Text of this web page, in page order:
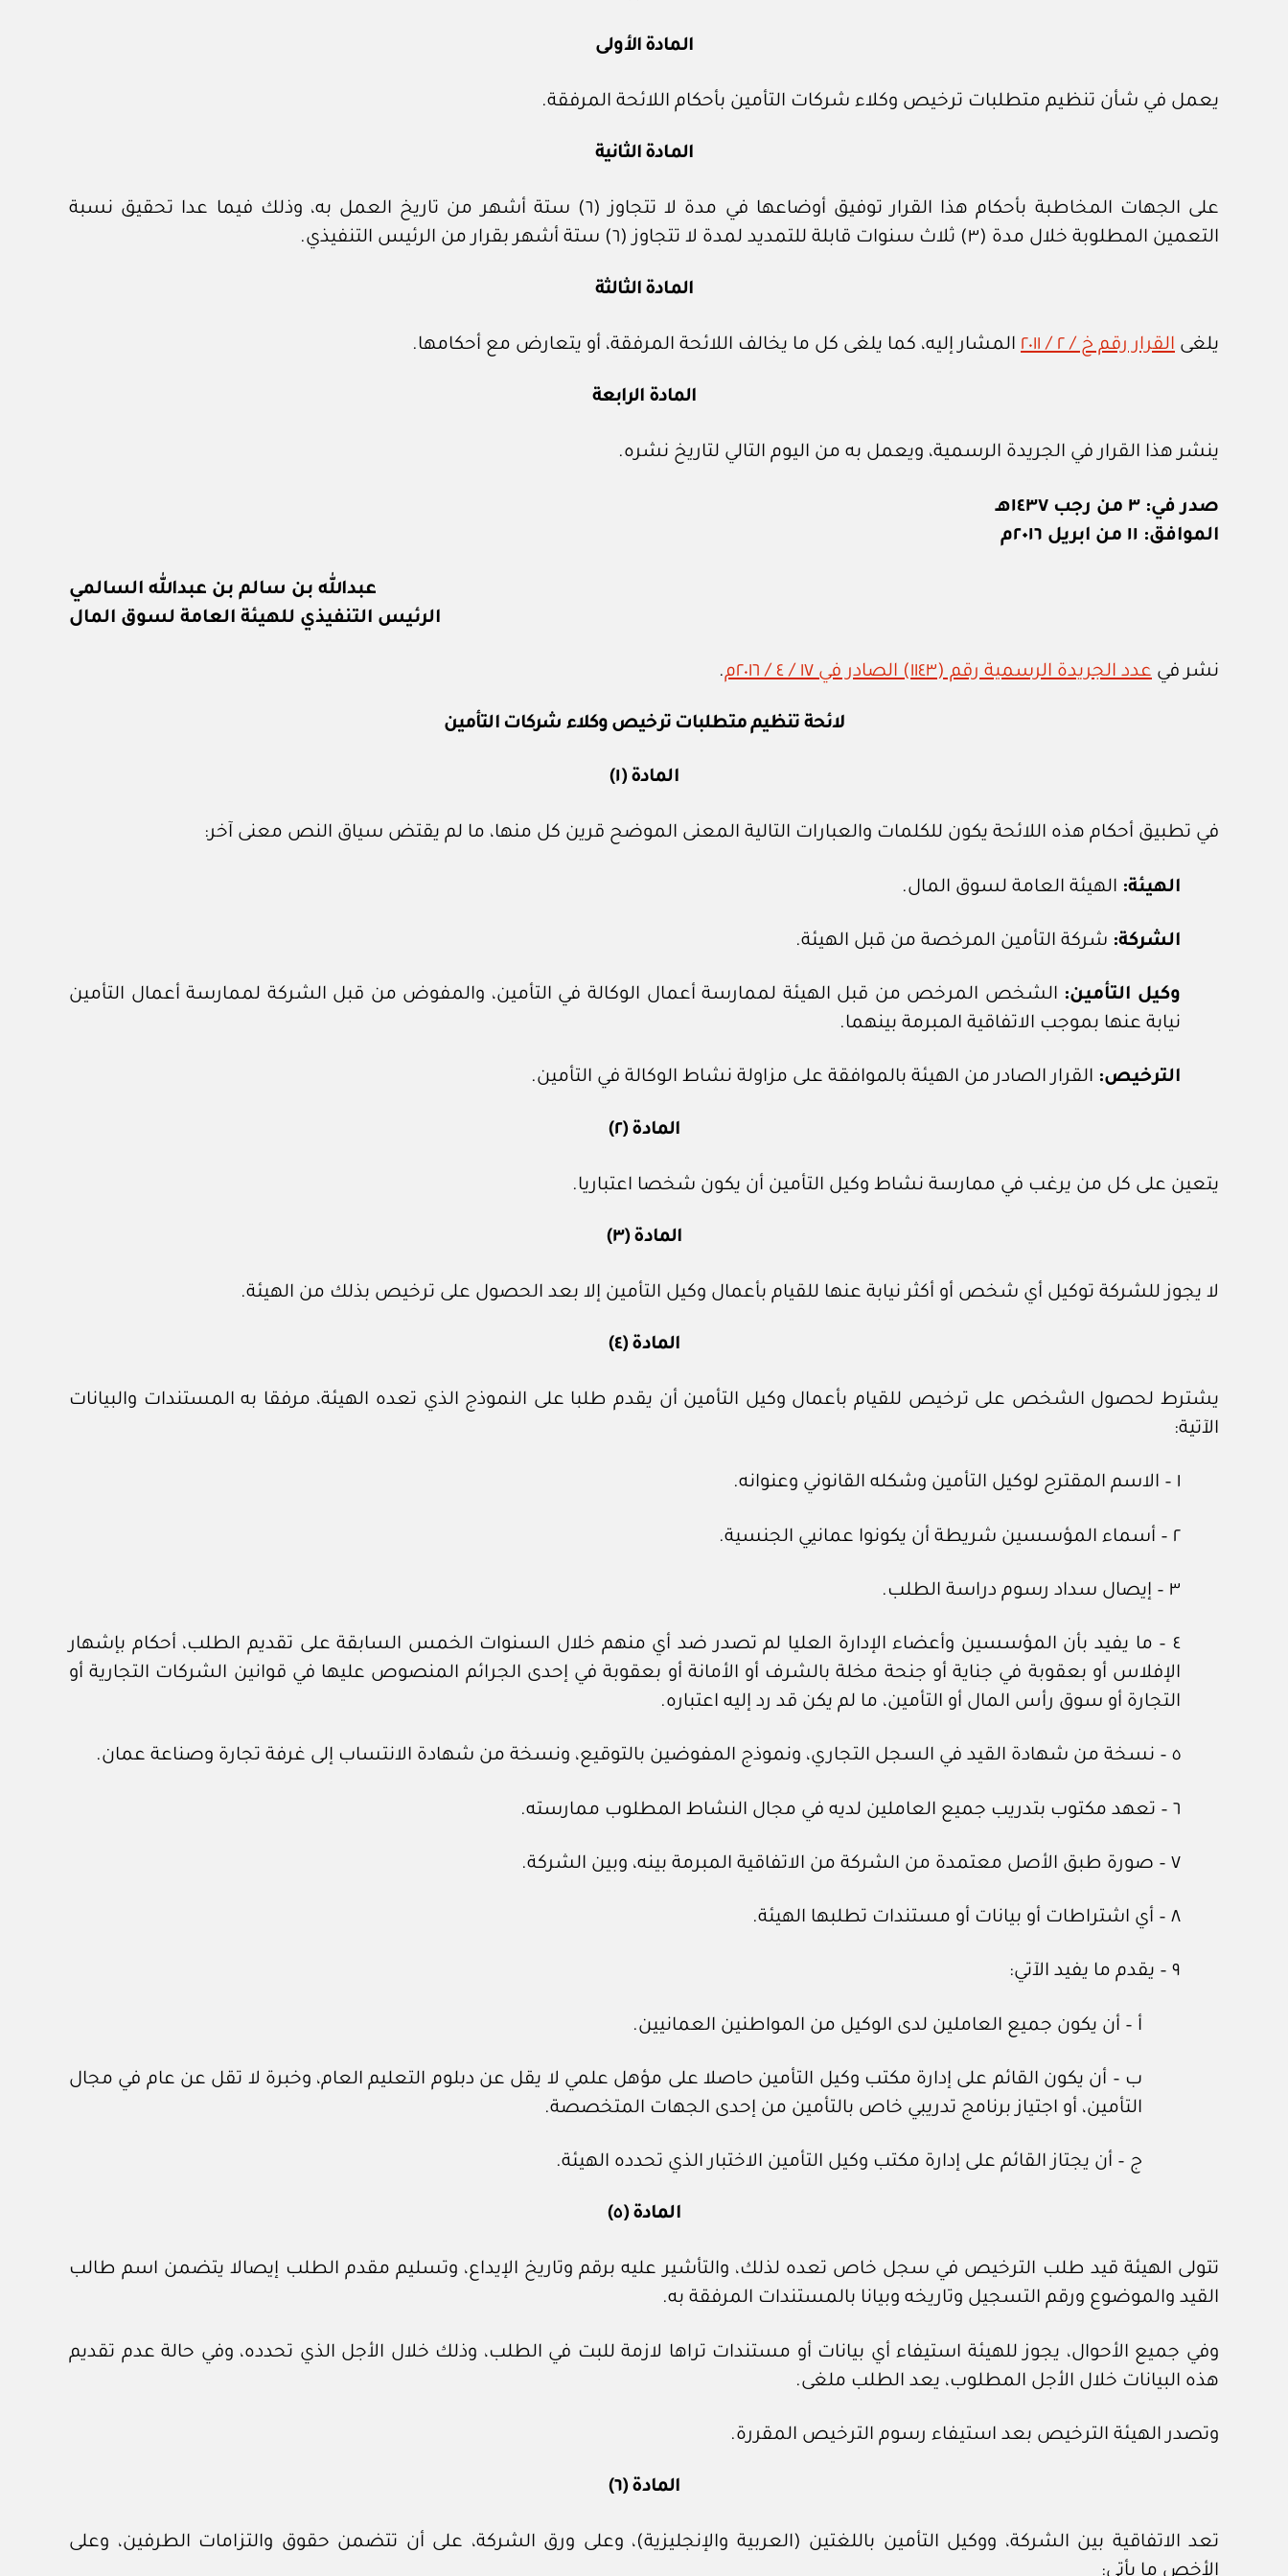
المادة الأولى
يعمل في شأن تنظيم متطلبات ترخيص وكلاء شركات التأمين بأحكام اللائحة المرفقة.
المادة الثانية
على الجهات المخاطبة بأحكام هذا القرار توفيق أوضاعها في مدة لا تتجاوز (٦) ستة أشهر من تاريخ العمل به، وذلك فيما عدا تحقيق نسبة
التعمين المطلوبة خلال مدة (٣) ثلاث سنوات قابلة للتمديد لمدة لا تتجاوز (٦) ستة أشهر بقرار من الرئيس التنفيذي.
المادة الثالثة
يلغى القرار رقم خ / ٢ / ٢٠١١ المشار إليه، كما يلغى كل ما يخالف اللائحة المرفقة، أو يتعارض مع أحكامها.
المادة الرابعة
ينشر هذا القرار في الجريدة الرسمية، ويعمل به من اليوم التالي لتاريخ نشره.
صدر في: ٣ من رجب ١٤٣٧هـ
الموافق: ١١ من ابريل ٢٠١٦م
عبدالله بن سالم بن عبدالله السالمي
الرئيس التنفيذي للهيئة العامة لسوق المال
نشر في عدد الجريدة الرسمية رقم (١١٤٣) الصادر في ١٧ / ٤ / ٢٠١٦م .
لائحة تنظيم متطلبات ترخيص وكلاء شركات التأمين
المادة (١)
في تطبيق أحكام هذه اللائحة يكون للكلمات والعبارات التالية المعنى الموضح قرين كل منها، ما لم يقتض سياق النص معنى آخر:
الهيئة: الهيئة العامة لسوق المال.
الشركة: شركة التأمين المرخصة من قبل الهيئة.
وكيل التأمين: الشخص المرخص من قبل الهيئة لممارسة أعمال الوكالة في التأمين، والمفوض من قبل الشركة لممارسة أعمال التأمين
نيابة عنها بموجب الاتفاقية المبرمة بينهما.
الترخيص: القرار الصادر من الهيئة بالموافقة على مزاولة نشاط الوكالة في التأمين.
المادة (٢)
يتعين على كل من يرغب في ممارسة نشاط وكيل التأمين أن يكون شخصا اعتباريا.
المادة (٣)
لا يجوز للشركة توكيل أي شخص أو أكثر نيابة عنها للقيام بأعمال وكيل التأمين إلا بعد الحصول على ترخيص بذلك من الهيئة.
المادة (٤)
يشترط لحصول الشخص على ترخيص للقيام بأعمال وكيل التأمين أن يقدم طلبا على النموذج الذي تعده الهيئة، مرفقا به المستندات والبيانات
الآتية:
١ – الاسم المقترح لوكيل التأمين وشكله القانوني وعنوانه.
٢ – أسماء المؤسسين شريطة أن يكونوا عمانيي الجنسية.
٣ – إيصال سداد رسوم دراسة الطلب.
٤ – ما يفيد بأن المؤسسين وأعضاء الإدارة العليا لم تصدر ضد أي منهم خلال السنوات الخمس السابقة على تقديم الطلب، أحكام بإشهار
الإفلاس أو بعقوبة في جناية أو جنحة مخلة بالشرف أو الأمانة أو بعقوبة في إحدى الجرائم المنصوص عليها في قوانين الشركات التجارية أو
التجارة أو سوق رأس المال أو التأمين، ما لم يكن قد رد إليه اعتباره.
٥ – نسخة من شهادة القيد في السجل التجاري، ونموذج المفوضين بالتوقيع، ونسخة من شهادة الانتساب إلى غرفة تجارة وصناعة عمان.
٦ – تعهد مكتوب بتدريب جميع العاملين لديه في مجال النشاط المطلوب ممارسته.
٧ – صورة طبق الأصل معتمدة من الشركة من الاتفاقية المبرمة بينه، وبين الشركة.
٨ – أي اشتراطات أو بيانات أو مستندات تطلبها الهيئة.
٩ – يقدم ما يفيد الآتي:
أ – أن يكون جميع العاملين لدى الوكيل من المواطنين العمانيين.
ب – أن يكون القائم على إدارة مكتب وكيل التأمين حاصلا على مؤهل علمي لا يقل عن دبلوم التعليم العام، وخبرة لا تقل عن عام في مجال
التأمين، أو اجتياز برنامج تدريبي خاص بالتأمين من إحدى الجهات المتخصصة.
ج – أن يجتاز القائم على إدارة مكتب وكيل التأمين الاختبار الذي تحدده الهيئة.
المادة (٥)
تتولى الهيئة قيد طلب الترخيص في سجل خاص تعده لذلك، والتأشير عليه برقم وتاريخ الإيداع، وتسليم مقدم الطلب إيصالا يتضمن اسم طالب
القيد والموضوع ورقم التسجيل وتاريخه وبيانا بالمستندات المرفقة به.
وفي جميع الأحوال، يجوز للهيئة استيفاء أي بيانات أو مستندات تراها لازمة للبت في الطلب، وذلك خلال الأجل الذي تحدده، وفي حالة عدم تقديم
هذه البيانات خلال الأجل المطلوب، يعد الطلب ملغى.
وتصدر الهيئة الترخيص بعد استيفاء رسوم الترخيص المقررة.
المادة (٦)
تعد الاتفاقية بين الشركة، ووكيل التأمين باللغتين (العربية والإنجليزية)، وعلى ورق الشركة، على أن تتضمن حقوق والتزامات الطرفين، وعلى
الأخص ما يأتي: